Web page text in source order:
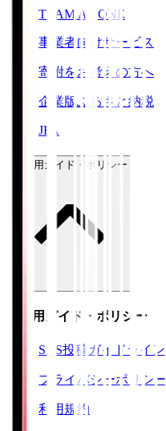
TEAM AS ONE
事業者向けサービス
寄附をお考えの方へ
企業版ふるさと納税
JFA
ご利用ガイド・ポリシー
ご利用ガイド・ポリシー
SNS投稿ガイドライン
プライバシーポリシー
利用規約